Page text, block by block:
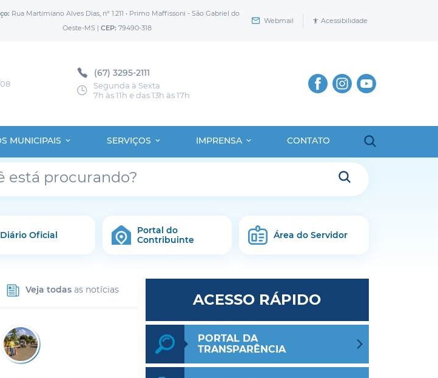
Rua Martimiano Alves Dias, nº 1.211 • Primo Maffissoni - São Gabriel do
Oeste-MS |CEP: 79490-318
Webmail Acessibilidade
(67) 3295-2111
Segunda à Sexta
7h às 11h e das 13h às 17h
MUNICIPAIS SERVIÇOS IMPRENSA CONTATO
Diário Oficial
Portal do
Contribuinte
Área do Servidor
Veja todas as notícias
ACESSO RÁPIDO
PORTAL DA
TRANSPARÊNCIA